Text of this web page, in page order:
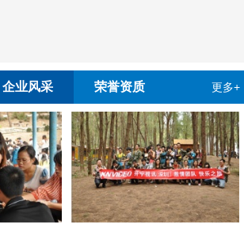
企业风采 荣誉资质 更多+